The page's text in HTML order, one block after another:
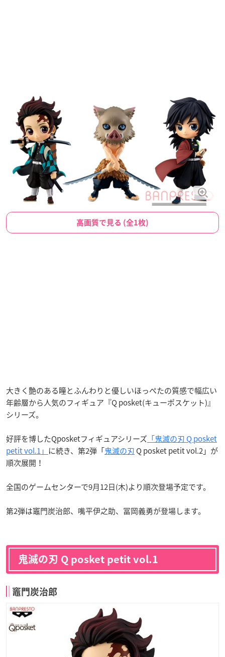
高画質で見る (全1枚)
大きく艶のある瞳とふんわりと優しいほっぺたの質感で幅広い
年齢層から人気のフィギュア『Q posket(キューポスケット)』
シリーズ。
好評を博したQposketフィギュアシリーズ 「鬼滅の刃 Q posket
petit vol.1」 に続き、第2弾「鬼滅の刃 Q posket petit vol.2」が
順次展開！
全国のゲームセンターで9月12日(木)より順次登場予定です。
第2弾は竈門炭治郎、嘴平伊之助、冨岡義勇が登場します。
鬼滅の刃 Q posket petit vol.1
竈門炭治郎